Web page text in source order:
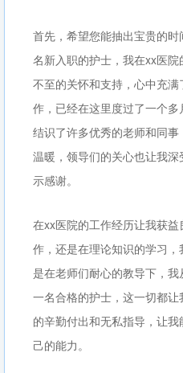
首先，希望您能抽出宝贵的
名新入职的护士，我在xx医
不至的关怀和支持，心中充
作，已经在这里度过了一个
结识了许多优秀的老师和同
温暖，领导们的关心也让我
示感谢。
在xx医院的工作经历让我获
作，还是在理论知识的学习
是在老师们耐心的教导下，
一名合格的护士，这一切都
的辛勤付出和无私指导，让
己的能力。